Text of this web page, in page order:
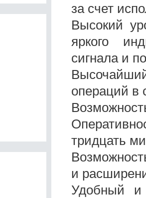
за счет
Высокий
яркого
сигнала и
операций в
тридцать
и
Удобный и